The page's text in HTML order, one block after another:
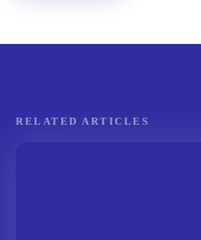
RELATED ARTICLES